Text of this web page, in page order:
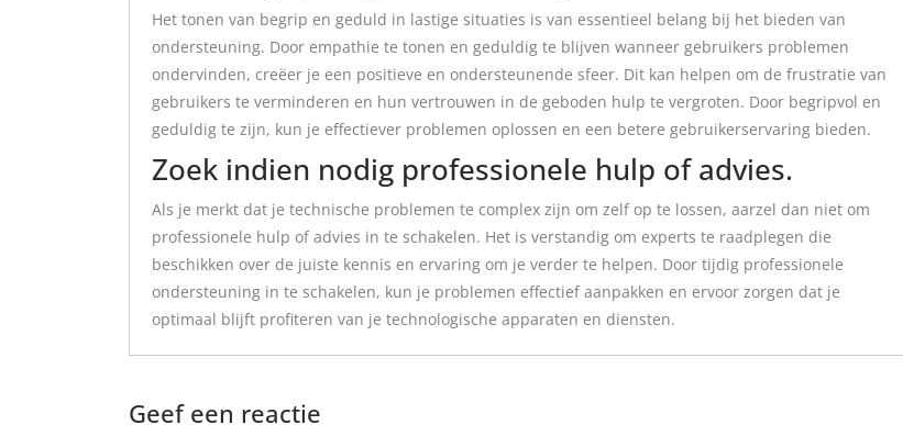
Het tonen van begrip en geduld in lastige situaties is van essentieel belang bij het bieden van
ondersteuning. Door empathie te tonen en geduldig te blijven wanneer gebruikers problemen
ondervinden, creëer je een positieve en ondersteunende sfeer. Dit kan helpen om de frustratie van
gebruikers te verminderen en hun vertrouwen in de geboden hulp te vergroten. Door begripvol en
geduldig te zijn, kun je effectiever problemen oplossen en een betere gebruikerservaring bieden.
Zoek indien nodig professionele hulp of advies.
Als je merkt dat je technische problemen te complex zijn om zelf op te lossen, aarzel dan niet om
professionele hulp of advies in te schakelen. Het is verstandig om experts te raadplegen die
beschikken over de juiste kennis en ervaring om je verder te helpen. Door tijdig professionele
ondersteuning in te schakelen, kun je problemen effectief aanpakken en ervoor zorgen dat je
optimaal blijft profiteren van je technologische apparaten en diensten.
Geef een reactie